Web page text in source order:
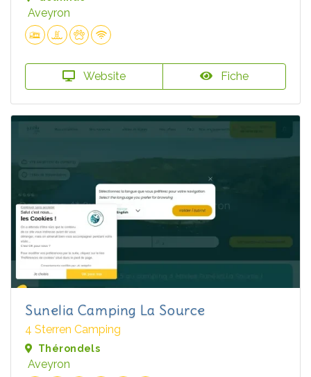
Aveyron
Website Fiche
Sunelia Camping La Source
4 Sterren Camping
Thérondels
Aveyron